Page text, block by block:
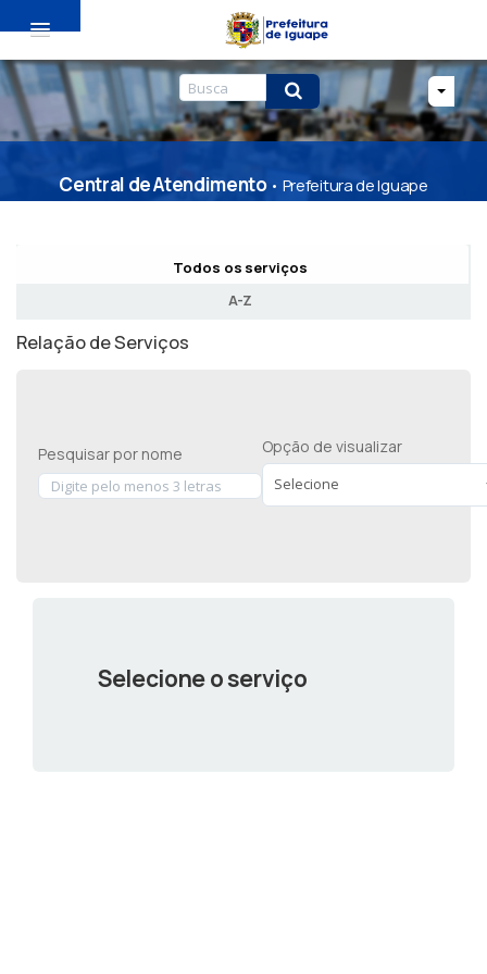
Entrar
Central de Atendimento • Prefeitura de Iguape
Todos os serviços
A-Z
Relação de Serviços
Pesquisar por nome Opção de visualizar
Selecione o serviço